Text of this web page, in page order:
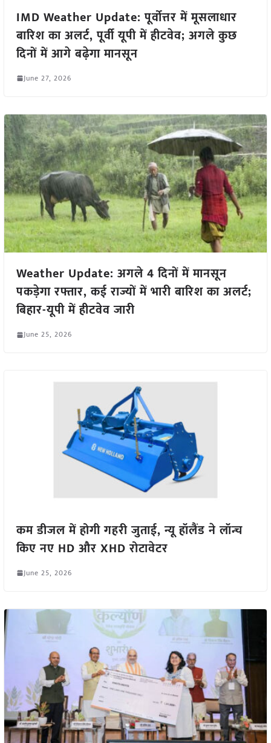
IMD Weather Update: पूर्वोत्तर में मूसलाधार
बारिश का अलर्ट, पूर्वी यूपी में हीटवेव; अगले कुछ
दिनों में आगे बढ़ेगा मानसून
June 27, 2026
Weather Update: अगले 4 दिनों में मानसून
पकड़ेगा रफ्तार, कई राज्यों में भारी बारिश का अलर्ट;
बिहार-यूपी में हीटवेव जारी
June 25, 2026
कम डीजल में होगी गहरी जुताई, न्यू हॉलैंड ने लॉन्च
किए नए HD और XHD रोटावेटर
June 25, 2026